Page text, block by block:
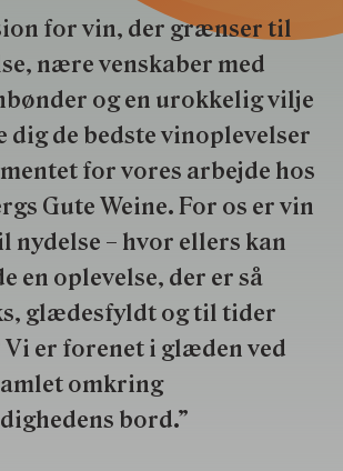
for vin, der grænser til
nære venskaber med
og en urokkelig vilje
dig de bedste vinoplevelser
for vores arbejde hos
Gute Weine. For os er vin
nydelse – hvor ellers kan
en oplevelse, der er så
glædesfyldt og til tider
Vi er forenet i glæden ved
omkring
bord.”